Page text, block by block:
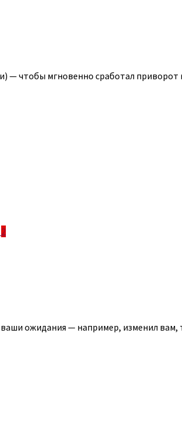
— чтобы мгновенно сработал
2
ожидания — например, изменил